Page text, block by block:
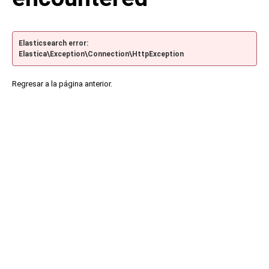
Elasticsearch error:
Elastica\Exception\Connection\HttpException
Regresar a la página anterior.